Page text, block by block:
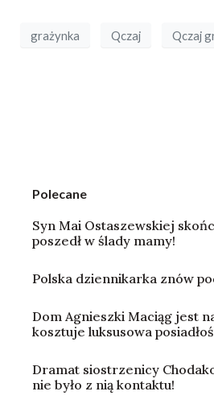
grażynka Qczaj Qczaj
Polecane
Syn Mai Ostaszewskiej
poszedł w ślady mamy!
Polska dziennikarka znów
Dom Agnieszki Maciąg jest
kosztuje luksusowa
Dramat siostrzenicy
nie było z nią kontaktu!